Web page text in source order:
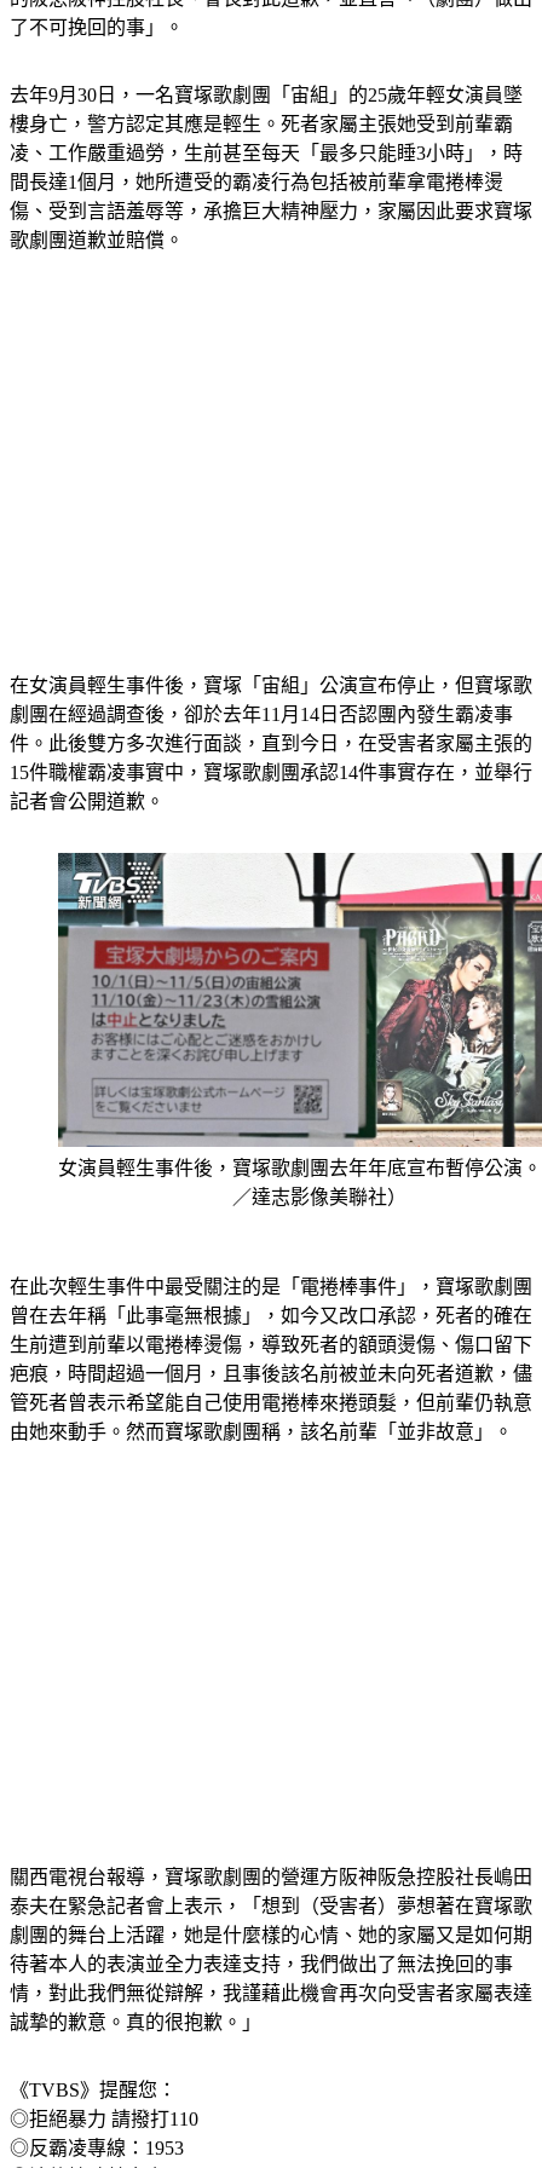
了不可挽回的事」。
去年9月30日，一名寶塚歌劇團「宙組」的25歲年輕女演員墜
樓身亡，警方認定其應是輕生。死者家屬主張她受到前輩霸
凌、工作嚴重過勞，生前甚至每天「最多只能睡3小時」，時
間長達1個月，她所遭受的霸凌行為包括被前輩拿電捲棒燙
傷、受到言語羞辱等，承擔巨大精神壓力，家屬因此要求寶塚
歌劇團道歉並賠償。
在女演員輕生事件後，寶塚「宙組」公演宣布停止，但寶塚歌
劇團在經過調查後，卻於去年11月14日否認團內發生霸凌事
件。此後雙方多次進行面談，直到今日，在受害者家屬主張的
15件職權霸凌事實中，寶塚歌劇團承認14件事實存在，並舉行
記者會公開道歉。
女演員輕生事件後，寶塚歌劇團去年年底宣布暫停公演
／達志影像美聯社）
在此次輕生事件中最受關注的是「電捲棒事件」，寶塚歌劇團
曾在去年稱「此事毫無根據」，如今又改口承認，死者的確在
生前遭到前輩以電捲棒燙傷，導致死者的額頭燙傷、傷口留下
疤痕，時間超過一個月，且事後該名前被並未向死者道歉，儘
管死者曾表示希望能自己使用電捲棒來捲頭髮，但前輩仍執意
由她來動手。然而寶塚歌劇團稱，該名前輩「並非故意」。
關西電視台報導，寶塚歌劇團的營運方阪神阪急控股社長嶋田
泰夫在緊急記者會上表示，「想到（受害者）夢想著在寶塚歌
劇團的舞台上活躍，她是什麼樣的心情、她的家屬又是如何期
待著本人的表演並全力表達支持，我們做出了無法挽回的事
情，對此我們無從辯解，我謹藉此機會再次向受害者家屬表達
誠摯的歉意。真的很抱歉。」
《TVBS》提醒您：
◎拒絕暴力 請撥打110
◎反霸凌專線：1953